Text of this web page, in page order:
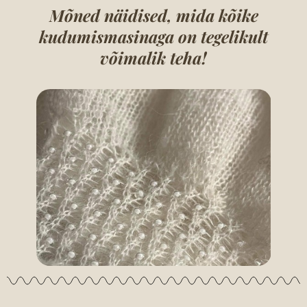
Mõned näidised, mida kõike
kudumismasinaga on tegelikult
võimalik teha!